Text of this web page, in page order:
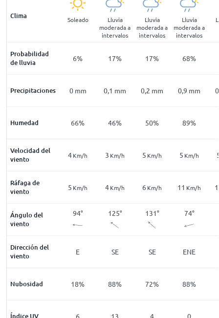
Clima Soleado
Lluvia
moderada a
intervalos
Lluvia
moderada a
intervalos
Lluvia
moderada a
intervalos
Probabilidad
de lluvia29% 6% 17% 17% 68%
Precipitaciones
mm 0mm 0 mm 0,1 mm 0,2 mm 0,9 mm
Humedad
97 66% 46% 50% 89%
Velocidad del
viento
h 4 Km/h 4Km/h 3 Km/h 5 Km/h 5 Km/h
Ráfaga de
viento
h 8 Km/h 5 Km/h 4Km/h 6 Km/h 11 Km/h
Ángulo del
viento
89 94° 125° 131° 74°
Dirección del
viento
E E SE SE ENE
Nubosidad
58% 18% 88% 72% 88%
Índice UV 6 13 4 0